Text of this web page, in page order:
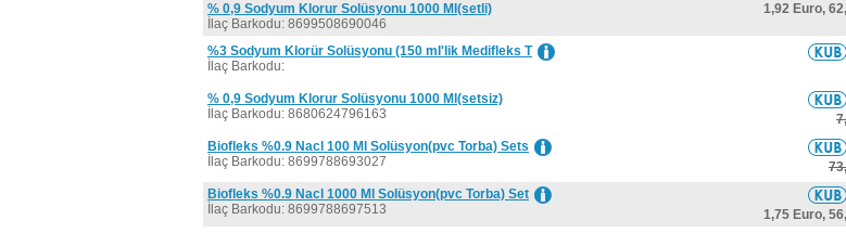
% 0,9 Sodyum Klorur Solüsyonu 1000 Ml(setli)
İlaç Barkodu: 8699508690046
1,92 Euro,
%3 Sodyum Klorür Solüsyonu (150 ml'lik Medifleks T
İlaç Barkodu:
% 0,9 Sodyum Klorur Solüsyonu 1000 Ml(setsiz)
İlaç Barkodu: 8680624796163
Biofleks %0.9 Nacl 100 Ml Solüsyon(pvc Torba) Sets
İlaç Barkodu: 8699788693027
Biofleks %0.9 Nacl 1000 Ml Solüsyon(pvc Torba) Set
İlaç Barkodu: 8699788697513
1,75 Euro,